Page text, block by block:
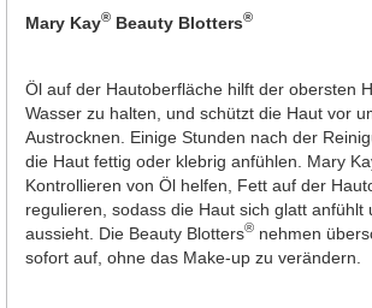
Mary Kay® Beauty Blotters®
Öl auf der Hautoberfläche hilft der obersten
Wasser zu halten, und schützt die Haut vor
Austrocknen. Einige Stunden nach der
die Haut fettig oder klebrig anfühlen. Mary
Kontrollieren von Öl helfen, Fett auf der
regulieren, sodass die Haut sich glatt anfühlt
aussieht. Die Beauty Blotters® nehmen
sofort auf, ohne das Make-up zu verändern.